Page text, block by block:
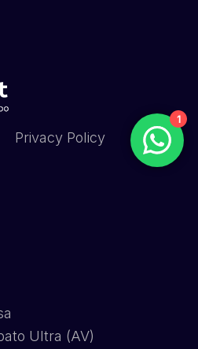
Privacy Policy
Ultra (AV)
1